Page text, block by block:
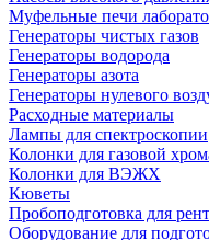
Муфельные печи
Генераторы чистых газов
Генераторы водорода
Генераторы азота
Генераторы нулевого
Расходные материалы
Лампы для спектроскопии
Колонки для газовой
Колонки для ВЭЖХ
Кюветы
Пробоподготовка для
Оборудование для